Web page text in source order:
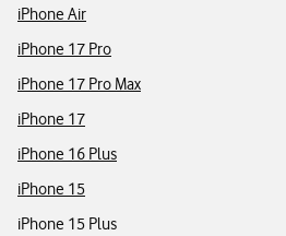
iPhone Air
iPhone 17 Pro
iPhone 17 Pro Max
iPhone 17
iPhone 16 Plus
iPhone 15
iPhone 15 Plus